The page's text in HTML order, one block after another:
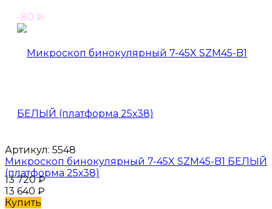
-80 ₽
Артикул: 5548
Микроскоп бинокулярный 7-45X SZM45-B1 БЕЛЫЙ
(платформа 25х38)
13 720₽
13 640 ₽
Купить